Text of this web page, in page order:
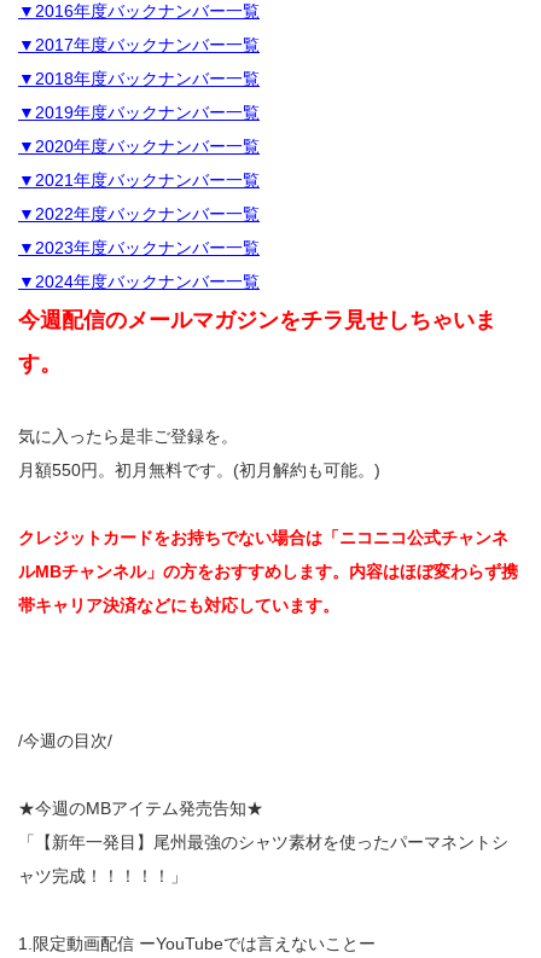
▼2016年度バックナンバー一覧
▼2017年度バックナンバー一覧
▼2018年度バックナンバー一覧
▼2019年度バックナンバー一覧
▼2020年度バックナンバー一覧
▼2021年度バックナンバー一覧
▼2022年度バックナンバー一覧
▼2023年度バックナンバー一覧
▼2024年度バックナンバー一覧
今週配信のメールマガジンをチラ見せしちゃいま
す。
気に入ったら是非ご登録を。
月額550円。初月無料です。(初月解約も可能。)
クレジットカードをお持ちでない場合は「ニコニコ公式チャンネ
ルMBチャンネル」の方をおすすめします。内容はほぼ変わらず携
帯キャリア決済などにも対応しています。
/今週の目次/
★今週のMBアイテム発売告知★
「【新年一発目】尾州最強のシャツ素材を使ったパーマネントシ
ャツ完成！！！！！」
1.限定動画配信 ーYouTubeでは言えないことー